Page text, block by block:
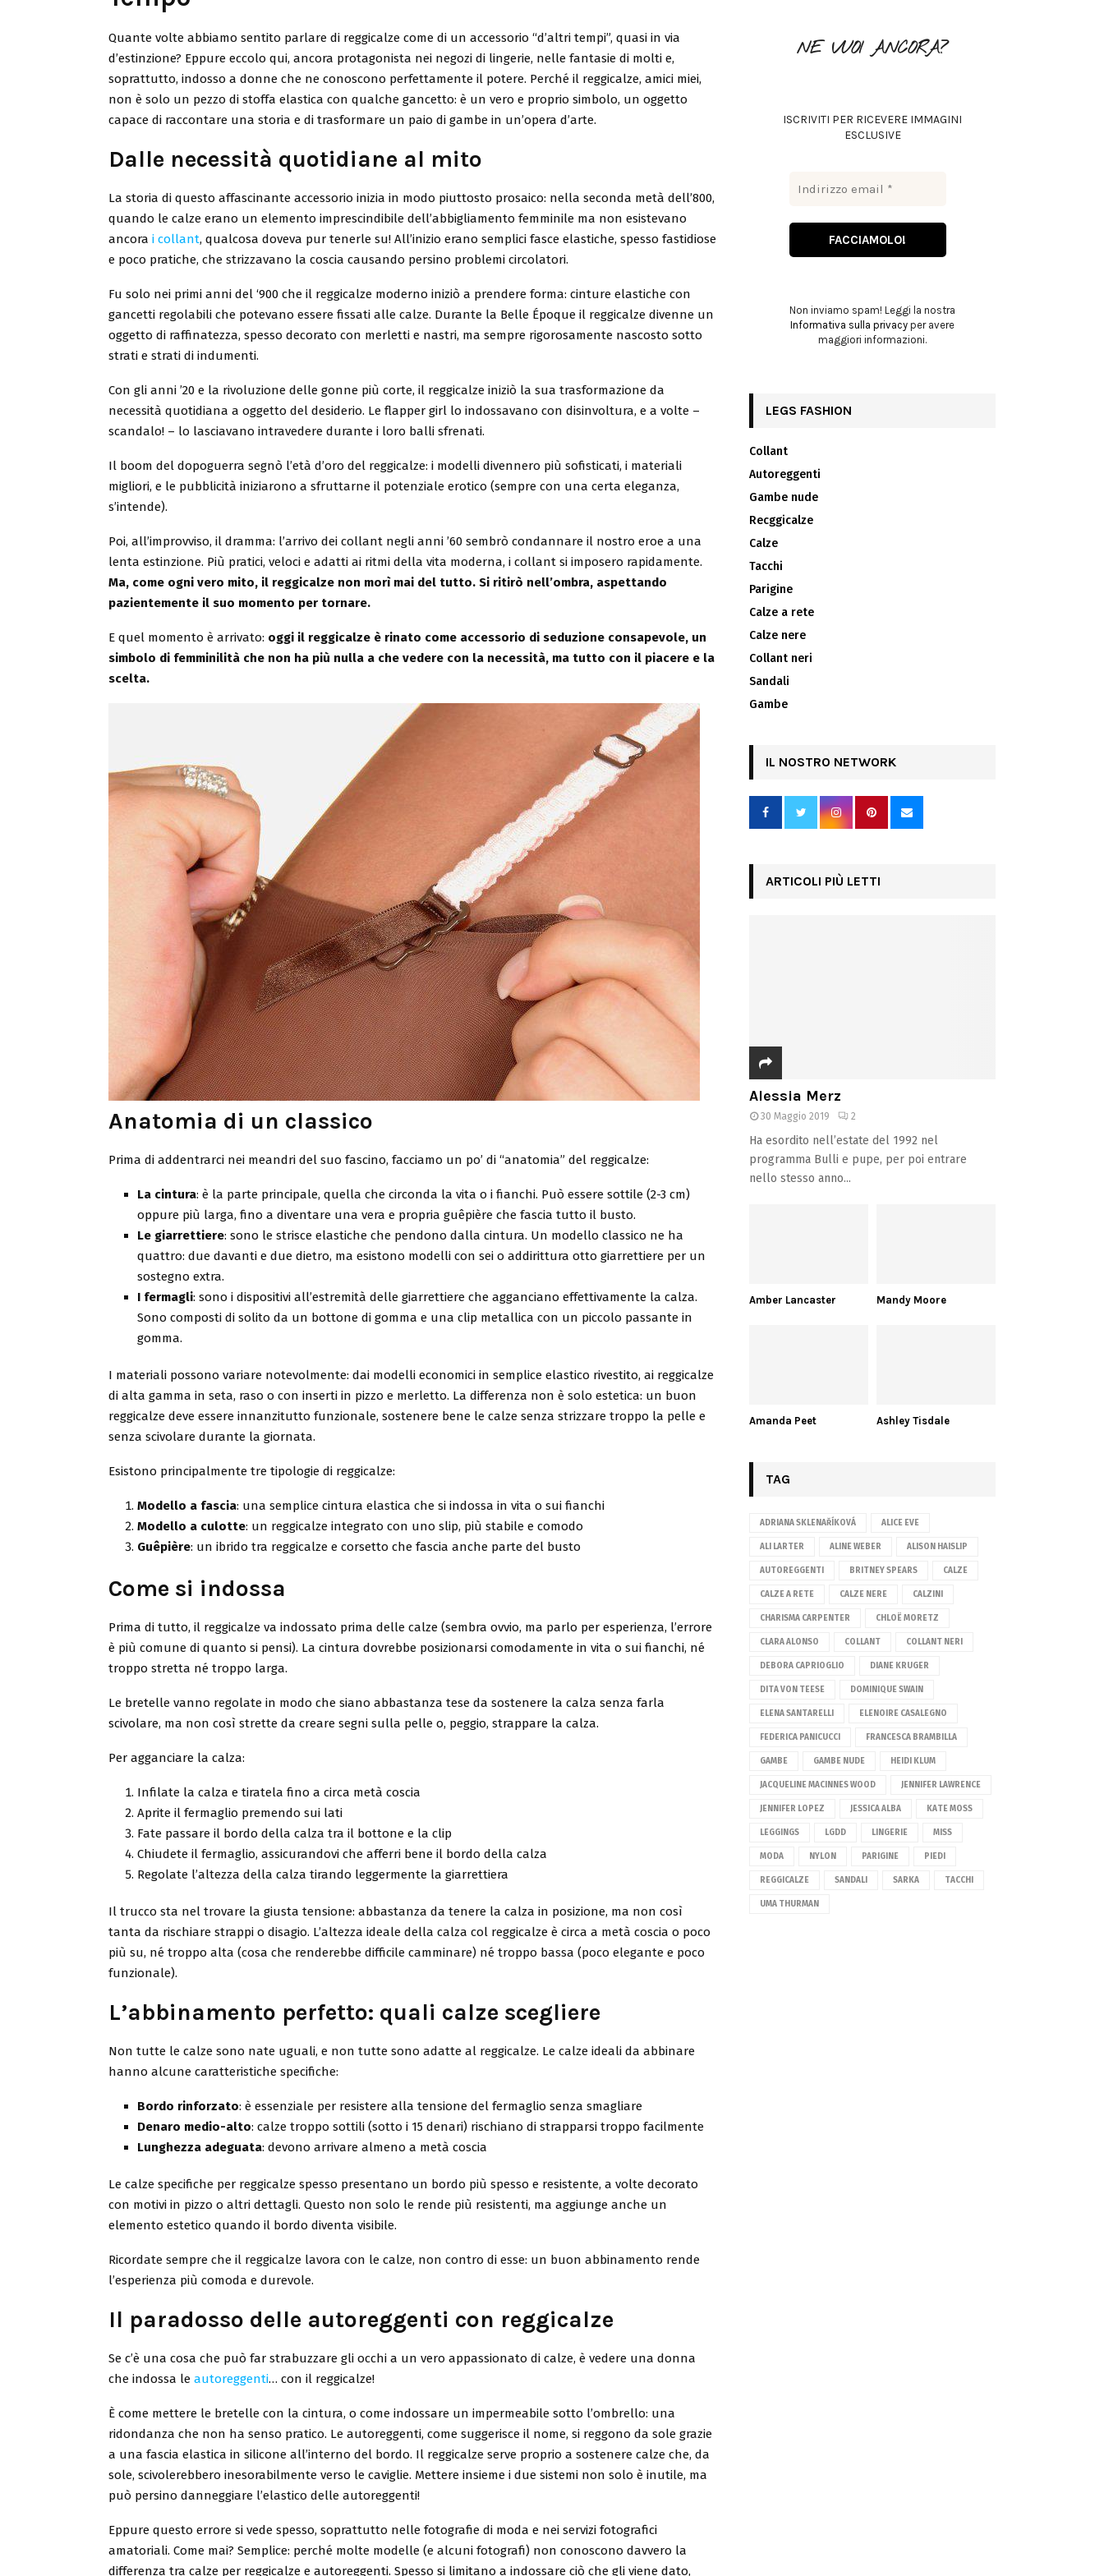
Quante volte abbiamo sentito parlare di reggicalze come di un accessorio “d’altri tempi”, quasi in via
d’estinzione? Eppure eccolo qui, ancora protagonista nei negozi di lingerie, nelle fantasie di molti e,
soprattutto, indosso a donne che ne conoscono perfettamente il potere. Perché il reggicalze, amici miei,
non è solo un pezzo di stoffa elastica con qualche gancetto: è un vero e proprio simbolo, un oggetto
capace di raccontare una storia e di trasformare un paio di gambe in un’opera d’arte.
Dalle necessità quotidiane al mito
La storia di questo affascinante accessorio inizia in modo piuttosto prosaico: nella seconda metà dell’800,
quando le calze erano un elemento imprescindibile dell’abbigliamento femminile ma non esistevano
ancora i collant, qualcosa doveva pur tenerle su! All’inizio erano semplici fasce elastiche, spesso fastidiose
e poco pratiche, che strizzavano la coscia causando persino problemi circolatori.
Fu solo nei primi anni del ‘900 che il reggicalze moderno iniziò a prendere forma: cinture elastiche con
gancetti regolabili che potevano essere fissati alle calze. Durante la Belle Époque il reggicalze divenne un
oggetto di raffinatezza, spesso decorato con merletti e nastri, ma sempre rigorosamente nascosto sotto
strati e strati di indumenti.
Con gli anni ’20 e la rivoluzione delle gonne più corte, il reggicalze iniziò la sua trasformazione da
necessità quotidiana a oggetto del desiderio. Le flapper girl lo indossavano con disinvoltura, e a volte –
scandalo! – lo lasciavano intravedere durante i loro balli sfrenati.
Il boom del dopoguerra segnò l’età d’oro del reggicalze: i modelli divennero più sofisticati, i materiali
migliori, e le pubblicità iniziarono a sfruttarne il potenziale erotico (sempre con una certa eleganza,
s’intende).
Poi, all’improvviso, il dramma: l’arrivo dei collant negli anni ’60 sembrò condannare il nostro eroe a una
lenta estinzione. Più pratici, veloci e adatti ai ritmi della vita moderna, i collant si imposero rapidamente.
Ma, come ogni vero mito, il reggicalze non morì mai del tutto. Si ritirò nell’ombra, aspettando
pazientemente il suo momento per tornare.
E quel momento è arrivato: oggi il reggicalze è rinato come accessorio di seduzione consapevole, un
simbolo di femminilità che non ha più nulla a che vedere con la necessità, ma tutto con il piacere e la
scelta.
Anatomia di un classico
Prima di addentrarci nei meandri del suo fascino, facciamo un po’ di “anatomia” del reggicalze:
La cintura: è la parte principale, quella che circonda la vita o i fianchi. Può essere sottile (2-3 cm)
oppure più larga, fino a diventare una vera e propria guêpière che fascia tutto il busto.
Le giarrettiere: sono le strisce elastiche che pendono dalla cintura. Un modello classico ne ha
quattro: due davanti e due dietro, ma esistono modelli con sei o addirittura otto giarrettiere per un
sostegno extra.
I fermagli: sono i dispositivi all’estremità delle giarrettiere che agganciano effettivamente la calza.
Sono composti di solito da un bottone di gomma e una clip metallica con un piccolo passante in
gomma.
I materiali possono variare notevolmente: dai modelli economici in semplice elastico rivestito, ai reggicalze
di alta gamma in seta, raso o con inserti in pizzo e merletto. La differenza non è solo estetica: un buon
reggicalze deve essere innanzitutto funzionale, sostenere bene le calze senza strizzare troppo la pelle e
senza scivolare durante la giornata.
Esistono principalmente tre tipologie di reggicalze:
Modello a fascia: una semplice cintura elastica che si indossa in vita o sui fianchi
Modello a culotte: un reggicalze integrato con uno slip, più stabile e comodo
Guêpière: un ibrido tra reggicalze e corsetto che fascia anche parte del busto
Come si indossa
Prima di tutto, il reggicalze va indossato prima delle calze (sembra ovvio, ma parlo per esperienza, l’errore
è più comune di quanto si pensi). La cintura dovrebbe posizionarsi comodamente in vita o sui fianchi, né
troppo stretta né troppo larga.
Le bretelle vanno regolate in modo che siano abbastanza tese da sostenere la calza senza farla
scivolare, ma non così strette da creare segni sulla pelle o, peggio, strappare la calza.
Per agganciare la calza:
Infilate la calza e tiratela fino a circa metà coscia
Aprite il fermaglio premendo sui lati
Fate passare il bordo della calza tra il bottone e la clip
Chiudete il fermaglio, assicurandovi che afferri bene il bordo della calza
Regolate l’altezza della calza tirando leggermente la giarrettiera
Il trucco sta nel trovare la giusta tensione: abbastanza da tenere la calza in posizione, ma non così
tanta da rischiare strappi o disagio. L’altezza ideale della calza col reggicalze è circa a metà coscia o poco
più su, né troppo alta (cosa che renderebbe difficile camminare) né troppo bassa (poco elegante e poco
funzionale).
L’abbinamento perfetto: quali calze scegliere
Non tutte le calze sono nate uguali, e non tutte sono adatte al reggicalze. Le calze ideali da abbinare
hanno alcune caratteristiche specifiche:
Bordo rinforzato: è essenziale per resistere alla tensione del fermaglio senza smagliare
Denaro medio-alto: calze troppo sottili (sotto i 15 denari) rischiano di strapparsi troppo facilmente
Lunghezza adeguata: devono arrivare almeno a metà coscia
Le calze specifiche per reggicalze spesso presentano un bordo più spesso e resistente, a volte decorato
con motivi in pizzo o altri dettagli. Questo non solo le rende più resistenti, ma aggiunge anche un
elemento estetico quando il bordo diventa visibile.
Ricordate sempre che il reggicalze lavora con le calze, non contro di esse: un buon abbinamento rende
l’esperienza più comoda e durevole.
Il paradosso delle autoreggenti con reggicalze
Se c’è una cosa che può far strabuzzare gli occhi a un vero appassionato di calze, è vedere una donna
che indossa le autoreggenti… con il reggicalze!
È come mettere le bretelle con la cintura, o come indossare un impermeabile sotto l’ombrello: una
ridondanza che non ha senso pratico. Le autoreggenti, come suggerisce il nome, si reggono da sole grazie
a una fascia elastica in silicone all’interno del bordo. Il reggicalze serve proprio a sostenere calze che, da
sole, scivolerebbero inesorabilmente verso le caviglie. Mettere insieme i due sistemi non solo è inutile, ma
può persino danneggiare l’elastico delle autoreggenti!
Eppure questo errore si vede spesso, soprattutto nelle fotografie di moda e nei servizi fotografici
amatoriali. Come mai? Semplice: perché molte modelle (e alcuni fotografi) non conoscono davvero la
differenza tra calze per reggicalze e autoreggenti. Spesso si limitano a indossare ciò che gli viene dato,
NE VUOI ANCORA?
ISCRIVITI PER RICEVERE IMMAGINI
ESCLUSIVE
Non inviamo spam! Leggi la nostra
Informativa sulla privacy per avere
maggiori informazioni.
LEGS FASHION
Collant
Autoreggenti
Gambe nude
Recggicalze
Calze
Tacchi
Parigine
Calze a rete
Calze nere
Collant neri
Sandali
Gambe
IL NOSTRO NETWORK
ARTICOLI PIÙ LETTI
Alessia Merz
30 Maggio 2019 2
Ha esordito nell’estate del 1992 nel
programma Bulli e pupe, per poi entrare
nello stesso anno...
Amber Lancaster Mandy Moore
Amanda Peet Ashley Tisdale
TAG
ADRIANA SKLENAŘÍKOVÁ ALICE EVE
ALI LARTER ALINE WEBER ALISON HAISLIP
AUTOREGGENTI BRITNEY SPEARS CALZE
CALZE A RETE CALZE NERE CALZINI
CHARISMA CARPENTER CHLOË MORETZ
CLARA ALONSO COLLANT COLLANT NERI
DEBORA CAPRIOGLIO DIANE KRUGER
DITA VON TEESE DOMINIQUE SWAIN
ELENA SANTARELLI ELENOIRE CASALEGNO
FEDERICA PANICUCCI FRANCESCA BRAMBILLA
GAMBE GAMBE NUDE HEIDI KLUM
JACQUELINE MACINNES WOOD JENNIFER LAWRENCE
JENNIFER LOPEZ JESSICA ALBA KATE MOSS
LEGGINGS LGDD LINGERIE MISS
MODA NYLON PARIGINE PIEDI
REGGICALZE SANDALI SARKA TACCHI
UMA THURMAN